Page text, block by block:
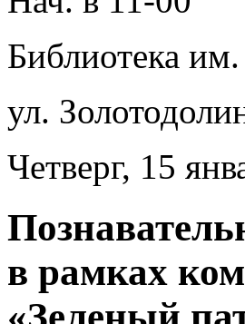
Библиотека
ул.
Четверг, 15
в рамках